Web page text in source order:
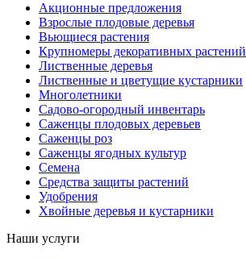
Акционные предложения
Взрослые плодовые деревья
Вьющиеся растения
Крупномеры декоративных растений
Лиственные деревья
Лиственные и цветущие кустарники
Многолетники
Садово-огородный инвентарь
Саженцы плодовых деревьев
Саженцы роз
Саженцы ягодных культур
Семена
Средства защиты растений
Удобрения
Хвойные деревья и кустарники
Наши услуги